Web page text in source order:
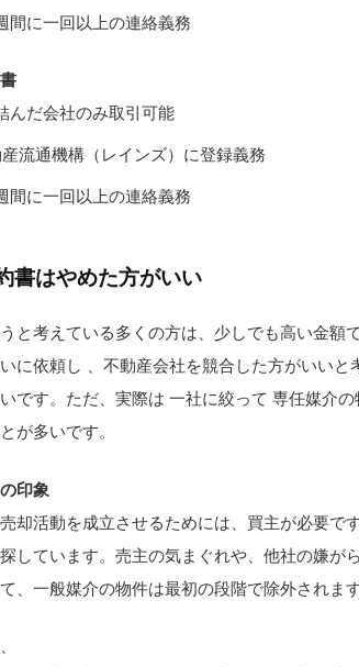
間に一回以上の連絡義務
んだ会社のみ取引可能
流通機構（レインズ）に登録義務
間に一回以上の連絡義務
書はやめた方がいい
と考えている多くの方は、少しでも高い金額
に依頼し 、不動産会社を競合した方がいいと
です。ただ、実際は 一社に絞って 専任媒介の
が多いです。
印象
却活動を成立させるためには、買主が必要で
しています。売主の気まぐれや、他社の嫌が
、一般媒介の物件は最初の段階で除外されます